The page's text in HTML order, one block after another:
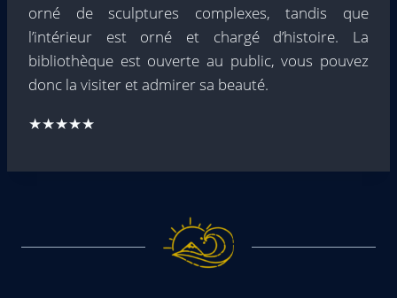
orné de sculptures complexes, tandis que
l’intérieur est orné et chargé d’histoire. La
bibliothèque est ouverte au public, vous pouvez
donc la visiter et admirer sa beauté.
★★★★★